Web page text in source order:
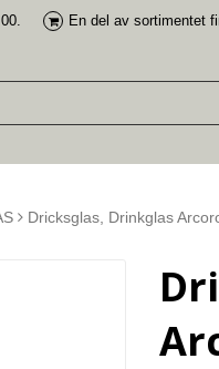
En del av sortimentet
Dricksglas, Drinkglas